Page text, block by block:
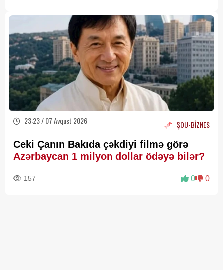
23:23 / 07 Avqust 2026 ŞOU-BİZNES
Ceki Çanın Bakıda çəkdiyi filmə görə
Azərbaycan 1 milyon dollar ödəyə bilər?
157 0 0